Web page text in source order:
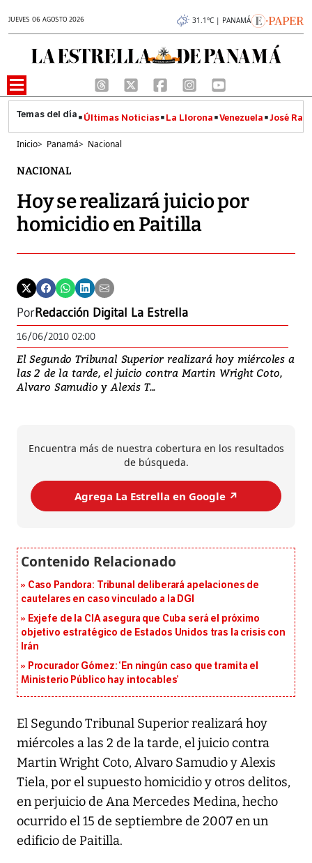
JUEVES 06 AGOSTO 2026 31.1°C | PANAMÁ
Últimas Noticias La Llorona Venezuela José
Inicio> Panamá> Nacional
NACIONAL
Hoy se realizará juicio por
homicidio en Paitilla
PorRedacción Digital La Estrella
16/06/2010 02:00
El Segundo Tribunal Superior realizará hoy miércoles a
las 2 de la tarde, el juicio contra Martin Wright Coto,
Alvaro Samudio y Alexis T...
Encuentra más de nuestra cobertura en los resultados
de búsqueda.
Agrega La Estrella en Google ↗️
Caso Pandora: Tribunal deliberará apelaciones de
cautelares en caso vinculado a la DGI
Exjefe de la CIA asegura que Cuba será el próximo
objetivo estratégico de Estados Unidos tras la crisis con
Irán
Procurador Gómez: ‘En ningún caso que tramita el
Ministerio Público hay intocables’
El Segundo Tribunal Superior realizará hoy
miércoles a las 2 de la tarde, el juicio contra
Martin Wright Coto, Alvaro Samudio y Alexis
Tiela, por el supuesto homicidio y otros delitos,
en perjuicio de Ana Mercedes Medina, hecho
ocurrido el 15 de septiembre de 2007 en un
edificio de Paitilla.